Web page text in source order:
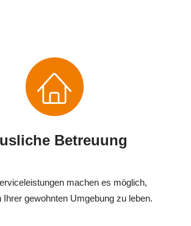
Betreuung
machen es möglich,
Ihrer gewohnten Umgebung zu leben.